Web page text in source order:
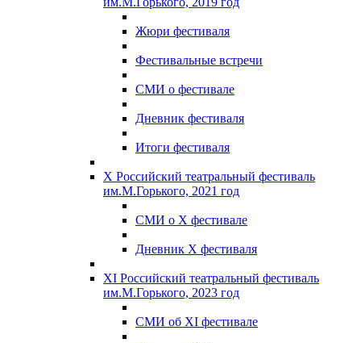
Жюри фестиваля
Фестивальные встречи
СМИ о фестивале
Дневник фестиваля
Итоги фестиваля
X Российский театральный фестиваль
им.М.Горького, 2021 год
СМИ о X фестивале
Дневник X фестиваля
XI Российский театральный фестиваль
им.М.Горького, 2023 год
СМИ об XI фестивале